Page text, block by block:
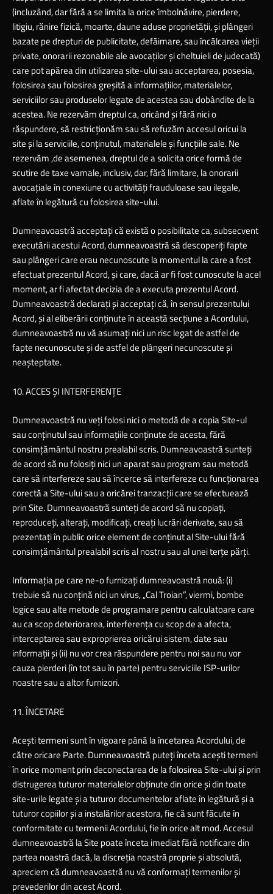
(incluzând, dar fără a se limita la orice îmbolnăvire, pierdere,
litigiu, rănire fizică, moarte, daune aduse proprietăţii, şi plângeri
bazate pe drepturi de publicitate, defăimare, sau încălcarea vieţii
private, onorarii rezonabile ale avocaţilor şi cheltuieli de judecată)
care pot apărea din utilizarea site-ului sau acceptarea, posesia,
folosirea sau folosirea greşită a informaţiilor, materialelor,
serviciilor sau produselor legate de acestea sau dobândite de la
acestea. Ne rezervăm dreptul ca, oricând şi fără nici o
răspundere, să restricţionăm sau să refuzăm accesul oricui la
site şi la serviciile, conţinutul, materialele şi funcţiile sale. Ne
rezervăm ,de asemenea, dreptul de a solicita orice formă de
scutire de taxe vamale, inclusiv, dar, fără limitare, la onorarii
avocaţiale în conexiune cu activităţi frauduloase sau ilegale,
aflate în legătură cu folosirea site-ului.
Dumneavoastră acceptaţi că există o posibilitate ca, subsecvent
executării acestui Acord, dumneavoastră să descoperiţi fapte
sau plângeri care erau necunoscute la momentul la care a fost
efectuat prezentul Acord, şi care, dacă ar fi fost cunoscute la acel
moment, ar fi afectat decizia de a executa prezentul Acord.
Dumneavoastră declaraţi şi acceptaţi că, în sensul prezentului
Acord, şi al eliberării conţinute în această secţiune a Acordului,
dumneavoastră nu vă asumaţi nici un risc legat de astfel de
fapte necunoscute şi de astfel de plângeri necunoscute şi
neaşteptate.
10. ACCES ŞI INTERFERENŢE
Dumneavoastră nu veţi folosi nici o metodă de a copia Site-ul
sau conţinutul sau informaţiile conţinute de acesta, fără
consimţământul nostru prealabil scris. Dumneavoastră sunteţi
de acord să nu folosiţi nici un aparat sau program sau metodă
care să interfereze sau să încerce să interfereze cu funcţionarea
corectă a Site-ului sau a oricărei tranzacţii care se efectuează
prin Site. Dumneavoastră sunteţi de acord să nu copiaţi,
reproduceţi, alteraţi, modificaţi, creaţi lucrări derivate, sau să
prezentaţi în public orice element de conţinut al Site-ului fără
consimţământul prealabil scris al nostru sau al unei terţe părţi.
Informaţia pe care ne-o furnizaţi dumneavoastră nouă: (i)
trebuie să nu conţină nici un virus, „Cal Troian”, viermi, bombe
logice sau alte metode de programare pentru calculatoare care
au ca scop deteriorarea, interferenţa cu scop de a afecta,
interceptarea sau exproprierea oricărui sistem, date sau
informaţii şi (ii) nu vor crea răspundere pentru noi sau nu vor
cauza pierderi (în tot sau în parte) pentru serviciile ISP-urilor
noastre sau a altor furnizori.
11. ÎNCETARE
Aceşti termeni sunt în vigoare până la încetarea Acordului, de
către oricare Parte. Dumneavoastră puteţi înceta aceşti termeni
în orice moment prin deconectarea de la folosirea Site-ului şi prin
distrugerea tuturor materialelor obţinute din orice şi din toate
site-urile legate şi a tuturor documentelor aflate în legătură şi a
tuturor copiilor şi a instalărilor acestora, fie că sunt făcute în
conformitate cu termenii Acordului, fie în orice alt mod. Accesul
dumneavoastră la Site poate înceta imediat fără notificare din
partea noastră dacă, la discreţia noastră proprie şi absolută,
apreciem că dumneavoastră nu vă conformaţi termenilor şi
prevederilor din acest Acord.